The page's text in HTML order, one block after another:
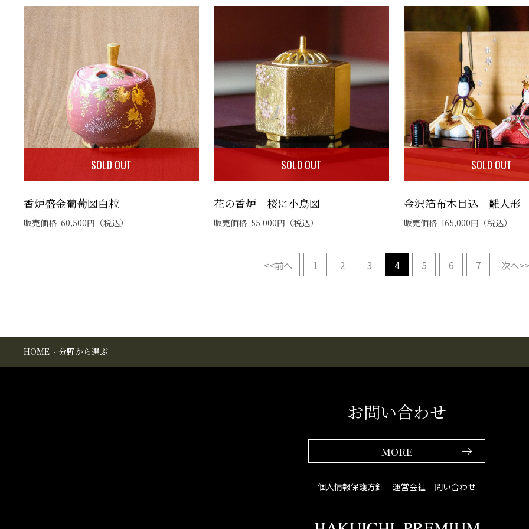
SOLD OUT
香炉盛金葡萄図白粒
販売価格 60,500円 （税込）
SOLD OUT
花の香炉 桜に小鳥図
販売価格 55,000円 （税込）
SOLD OUT
金沢箔布木目込 雛人形
販売価格 165,000円 （税込）
<<前へ 1 2 3 4 5 6 7 次へ>>
HOME 分野から選ぶ
お問い合わせ
MORE
個人情報保護方針 運営会社 問い合わせ